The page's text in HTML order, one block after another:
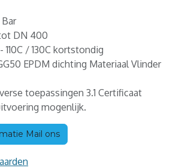
DN 400
110C / 130C kortstondig
EPDM dichting Materiaal Vlinder
toepassingen 3.1 Certificaat
mogenlijk.
Mail ons